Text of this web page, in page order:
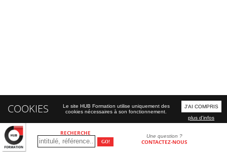
RECHERCHE Une question ?
CONTACTEZ-NOUS
COOKIES
Le site HUB Formation utilise uniquement des
cookies nécessaires à son fonctionnement.
J'AI COMPRIS
plus d'infos